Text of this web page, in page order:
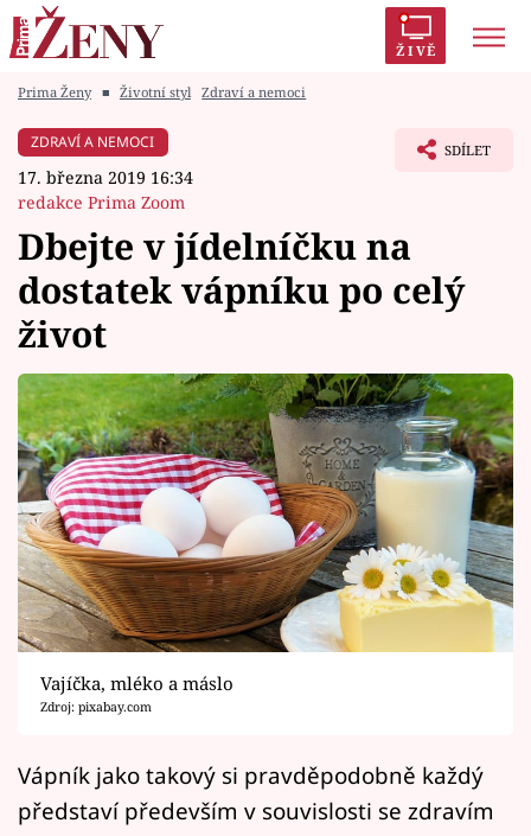
ŽIVĚ
Módní alarm
Zrádci
Témata
Celebrity
Vztahy
Seriály
Horoskopy
Sledujte prima+
Filmový festival Karlovy Vary
Pořady
Mámy sobě
Prima Ženy ■ Životní styl Zdraví a nemoci
ZDRAVÍ A NEMOCI
17. března 2019 16:34
redakce Prima Zoom
SDÍLET
Dbejte v jídelníčku na
dostatek vápníku po celý
život
Vajíčka, mléko a máslo
Zdroj: pixabay.com
Vápník jako takový si pravděpodobně každý
představí především v souvislosti se zdravím